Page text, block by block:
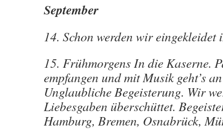
September
14. Schon werden wir eingekleidet
15. Frühmorgens In die Kaserne.
empfangen und mit Musik geht’s
Unglaubliche Begeisterung. Wir
Liebesgaben überschüttet.
Hamburg, Bremen, Osnabrück,